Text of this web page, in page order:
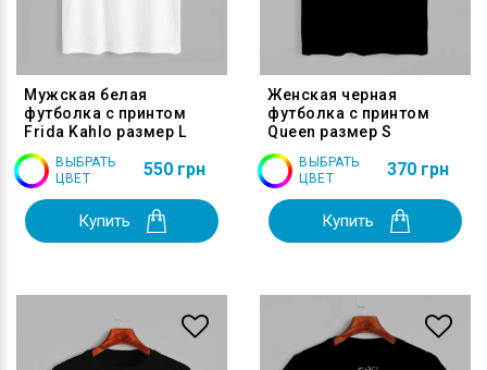
Мужская белая
футболка с принтом
Frida Kahlo размер L
ВЫБРАТЬ
ЦВЕТ
550 грн
Купить
Женская черная
футболка с принтом
Queen размер S
ВЫБРАТЬ
ЦВЕТ
370 грн
Купить